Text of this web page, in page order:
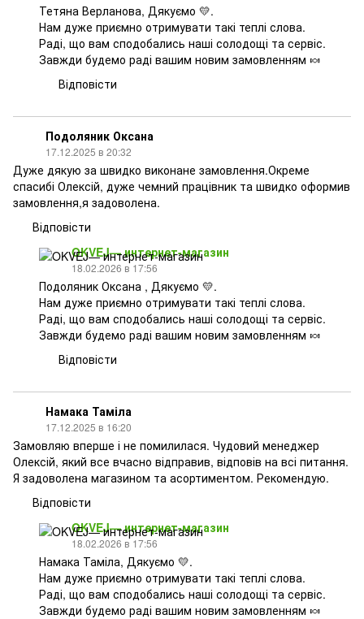
Тетяна Верланова, Дякуємо 💛.
Нам дуже приємно отримувати такі теплі слова.
Раді, що вам сподобались наші солодощі та сервіс.
Завжди будемо раді вашим новим замовленням 🍬
Відповісти
Подоляник Оксана
17.12.2025 в 20:32
Дуже дякую за швидко виконане замовлення.Окреме
спасибі Олексій, дуже чемний працівник та швидко оформив
замовлення,я задоволена.
Відповісти
OKVEJ— интернет-магазин
18.02.2026 в 17:56
Подоляник Оксана , Дякуємо 💛.
Нам дуже приємно отримувати такі теплі слова.
Раді, що вам сподобались наші солодощі та сервіс.
Завжди будемо раді вашим новим замовленням 🍬
Відповісти
Намака Таміла
17.12.2025 в 16:20
Замовляю вперше і не помилилася. Чудовий менеджер
Олексій, який все вчасно відправив, відповів на всі питання.
Я задоволена магазином та асортиментом. Рекомендую.
Відповісти
OKVEJ— интернет-магазин
18.02.2026 в 17:56
Намака Таміла, Дякуємо 💛.
Нам дуже приємно отримувати такі теплі слова.
Раді, що вам сподобались наші солодощі та сервіс.
Завжди будемо раді вашим новим замовленням 🍬